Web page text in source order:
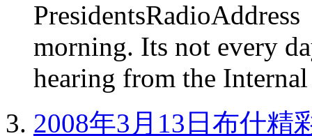
morning. Its not every
hearing from the
2008年3月13日布什精